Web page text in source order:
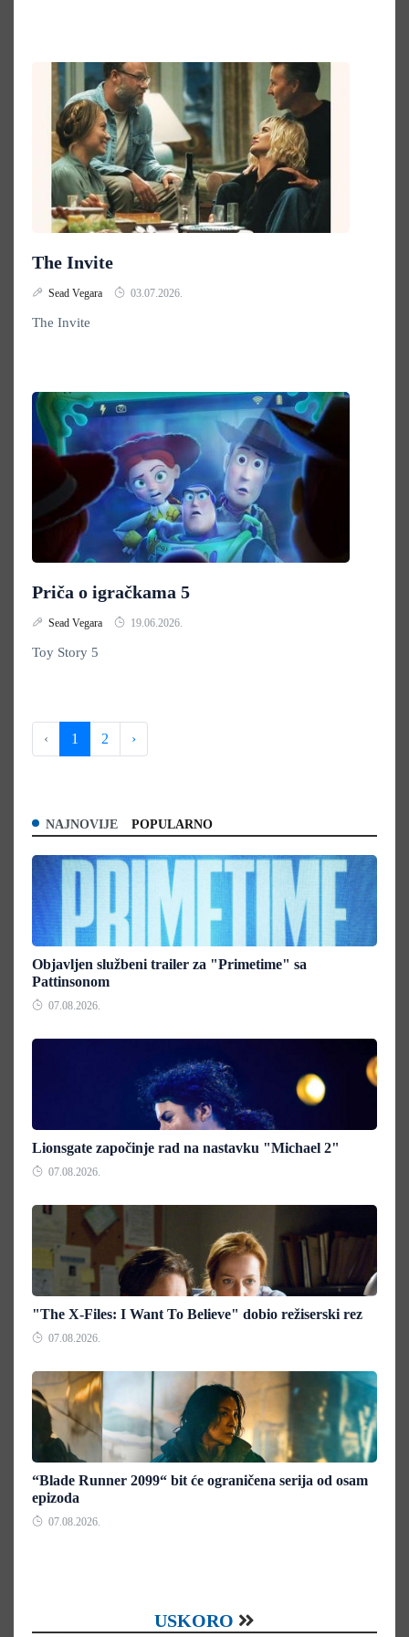
The Invite
Sead Vegara 03.07.2026.
The Invite
Priča o igračkama 5
Sead Vegara 19.06.2026.
Toy Story 5
‹ 1 2 ›
NAJNOVIJE POPULARNO
Objavljen službeni trailer za "Primetime" sa
Pattinsonom
07.08.2026.
Lionsgate započinje rad na nastavku "Michael 2"
07.08.2026.
"The X-Files: I Want To Believe" dobio režiserski rez
07.08.2026.
“Blade Runner 2099“ bit će ograničena serija od osam
epizoda
07.08.2026.
USKORO